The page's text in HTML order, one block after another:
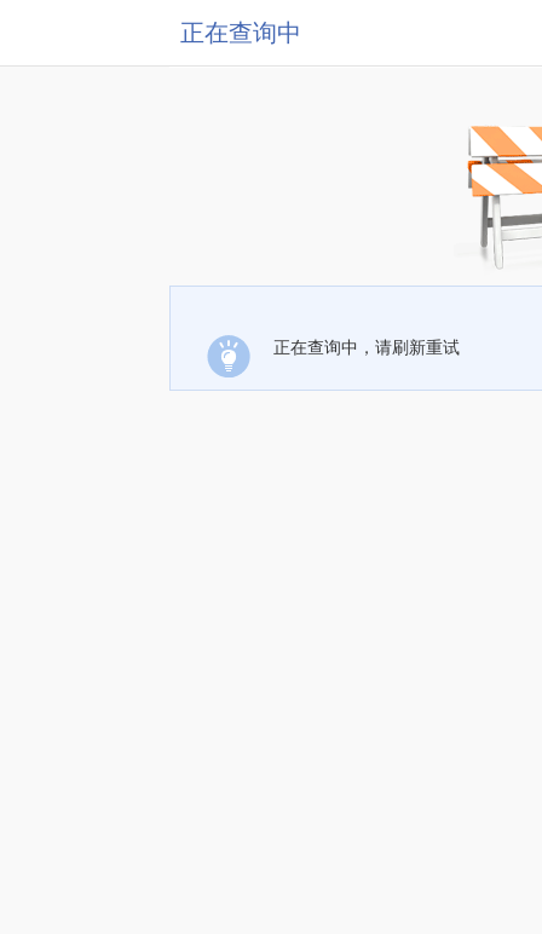
正在查询中
正在查询中，请刷新重试